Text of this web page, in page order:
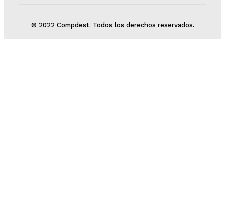
© 2022 Compdest. Todos los derechos reservados.